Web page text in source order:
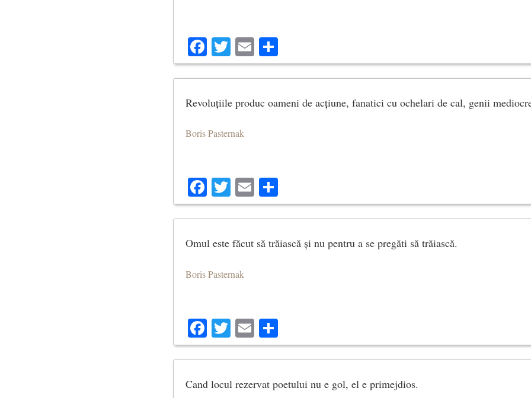
Facebook
Twitter
Email
Revoluțiile produc oameni de acțiune, fanatici cu ochelari de cal, genii
Boris Pasternak
Facebook
Twitter
Email
Omul este făcut să trăiască și nu pentru a se pregăti să trăiască.
Boris Pasternak
Facebook
Twitter
Email
Cand locul rezervat poetului nu e gol, el e primejdios.